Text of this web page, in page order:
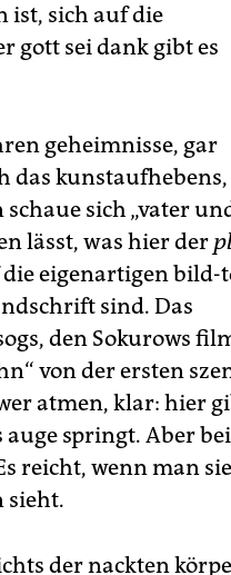
ist, sich auf die
gott sei dank gibt es
geheimnisse, gar
das kunstaufhebens,
sich „vater
lässt, was hier der
eigenartigen bild-
sind. Das
den Sokurows
von der ersten
atmen, klar: hier
auge springt. Aber bei
reicht, wenn man sie
sieht.
der nackten